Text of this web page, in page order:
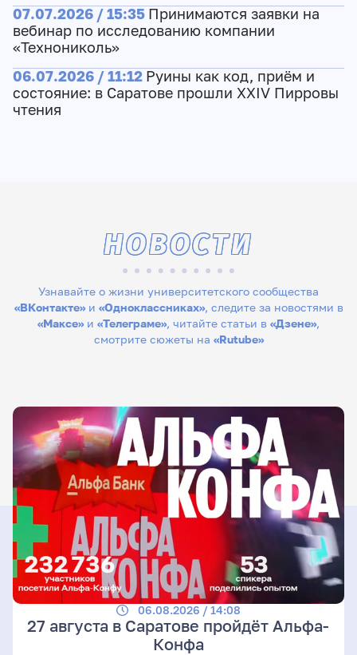
07.07.2026 / 15:35 Принимаются заявки на
вебинар по исследованию компании
«Технониколь»
06.07.2026 / 11:12 Руины как код, приём и
состояние: в Саратове прошли XXIV Пирровы
чтения
Узнавайте о жизни университетского сообщества
«ВКонтакте»и «Одноклассниках», следите за новостями в
«Максе» и «Телеграме», читайте статьи в «Дзене»,
смотрите сюжеты на «Rutube»
НОВОСТИ
06.08.2026 / 14:08
27 августа в Саратове пройдёт Альфа-
Конфа